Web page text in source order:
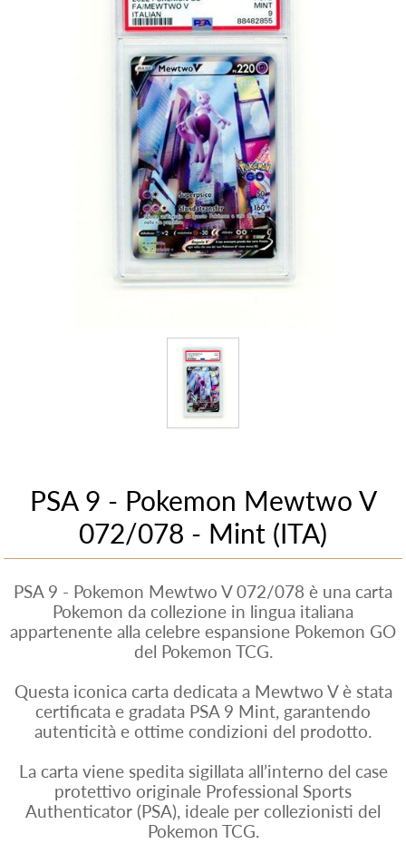
PSA 9 - Pokemon Mewtwo V
072/078 - Mint (ITA)
PSA 9 - Pokemon Mewtwo V 072/078 è una carta
Pokemon da collezione in lingua italiana
appartenente alla celebre espansione Pokemon GO
del Pokemon TCG.
Questa iconica carta dedicata a Mewtwo V è stata
certificata e gradata PSA 9 Mint, garantendo
autenticità e ottime condizioni del prodotto.
La carta viene spedita sigillata all’interno del case
protettivo originale Professional Sports
Authenticator (PSA), ideale per collezionisti del
Pokemon TCG.